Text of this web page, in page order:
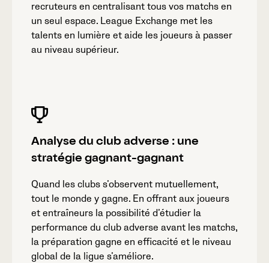
recruteurs en centralisant tous vos matchs en
un seul espace. League Exchange met les
talents en lumière et aide les joueurs à passer
au niveau supérieur.
Analyse du club adverse : une
stratégie gagnant-gagnant
Quand les clubs s’observent mutuellement,
tout le monde y gagne. En offrant aux joueurs
et entraîneurs la possibilité d’étudier la
performance du club adverse avant les matchs,
la préparation gagne en efficacité et le niveau
global de la ligue s’améliore.